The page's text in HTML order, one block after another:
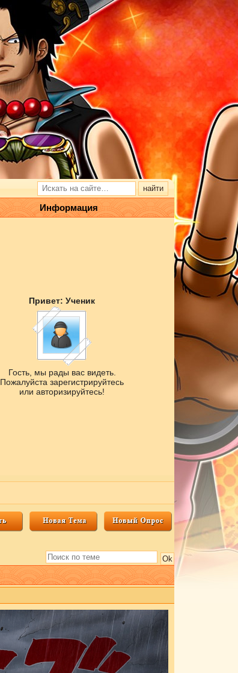
Информация
Привет: Ученик
Гость, мы рады вас видеть.
Пожалуйста зарегистрируйтесь
или авторизируйтесь!